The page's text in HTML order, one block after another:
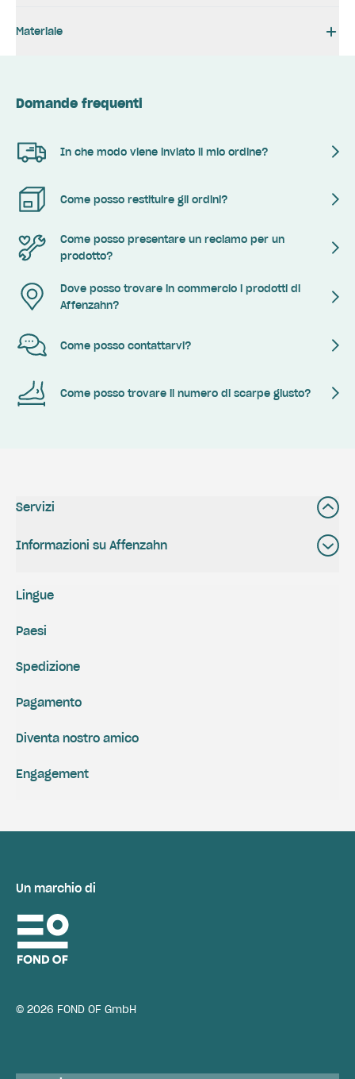
Materiale
Domande frequenti
In che modo viene inviato il mio ordine?
Come posso restituire gli ordini?
Come posso presentare un reclamo per un
prodotto?
Dove posso trovare in commercio i prodotti di
Affenzahn?
Come posso contattarvi?
Come posso trovare il numero di scarpe giusto?
Servizi
Informazioni su Affenzahn
Spedizione
Pagamento
Engagement
Diventa nostro amico
Lingue
Paesi
Un marchio di
© 2026 FOND OF GmbH